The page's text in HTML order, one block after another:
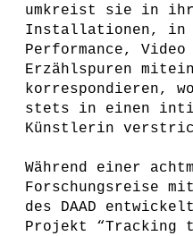
umkreist sie in
Installationen, in
Performance, Video
Erzählspuren
korrespondieren,
stets in einen
Künstlerin
Während einer
Forschungsreise
des DAAD
Projekt “Tracking